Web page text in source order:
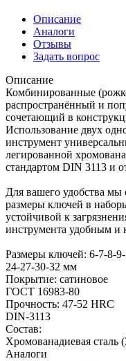
Описание
Аналоги
Отзывы
Задать вопрос
Описание
Комбинированные
распространённый и
сочетающий в
Использование двух
инструмент
легированной
стандартом DIN 3113 и
Для вашего удобства мы
размеры ключей в
устойчивой к
инструмента удобным и
Размеры ключей: 6-7-8-
24-27-30-32 мм
Покрытие: сатиновое
ГОСТ 16983-80
Прочность: 47-52 HRC
DIN-3113
Состав:
Хромованадиевая сталь
Аналоги